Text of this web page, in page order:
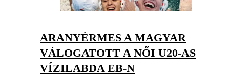
ARANYÉRMES A MAGYAR
VÁLOGATOTT A NŐI U20-AS
VÍZILABDA EB-N